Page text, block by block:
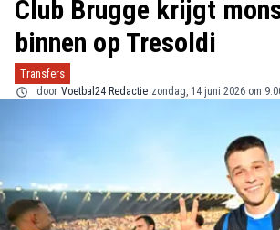
Club Brugge krijgt
binnen op Tresoldi
Transfers
door Voetbal24 Redactie zondag, 14 juni 2026 om